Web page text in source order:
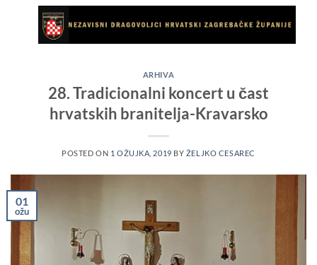
ARHIVA
28. Tradicionalni koncert u čast
hrvatskih branitelja-Kravarsko
POSTED ON 1 OŽUJKA, 2019 BY ŽELJKO CESAREC
01
ožu